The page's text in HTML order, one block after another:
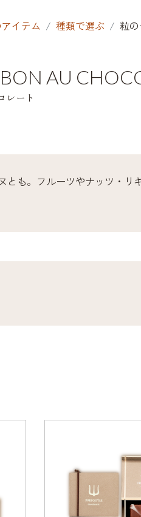
イテム 種類で選ぶ 粒
AU
レート
とも。フルーツやナッツ・